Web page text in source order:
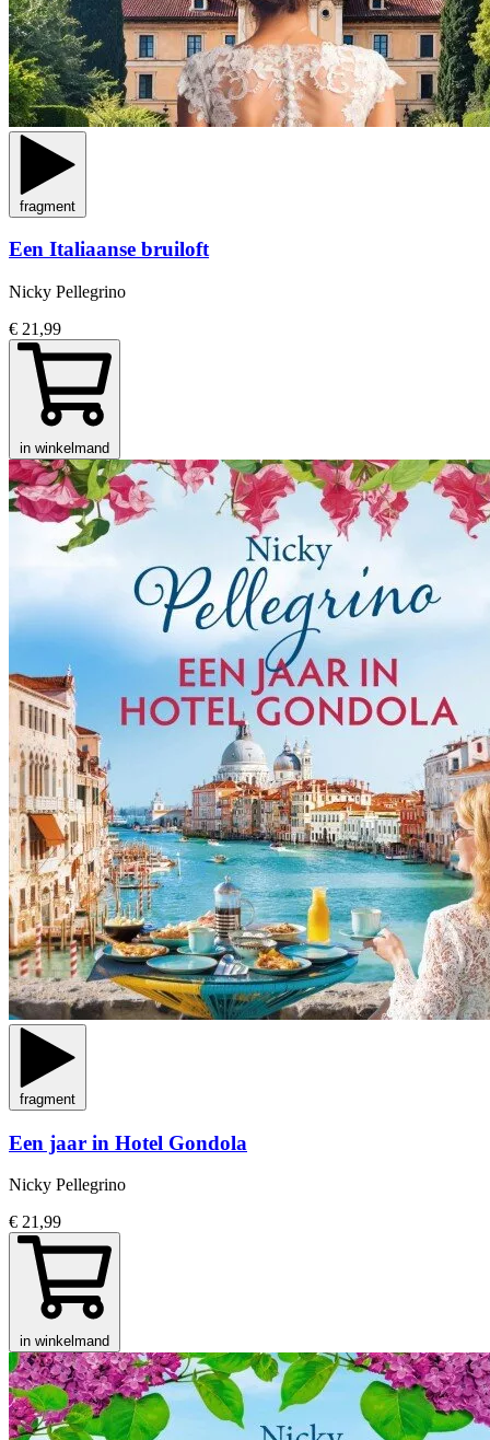
fragment
Een Italiaanse bruiloft
Nicky Pellegrino
€ 21,99
in winkelmand
fragment
Een jaar in Hotel Gondola
Nicky Pellegrino
€ 21,99
in winkelmand